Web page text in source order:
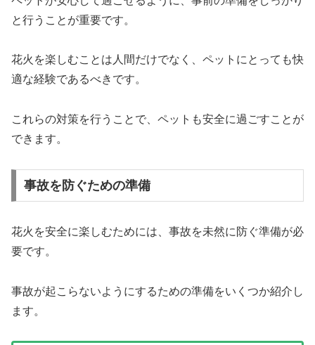
と行うことが重要です。
花火を楽しむことは人間だけでなく、ペットにとっても快
適な経験であるべきです。
これらの対策を行うことで、ペットも安全に過ごすことが
できます。
事故を防ぐための準備
花火を安全に楽しむためには、事故を未然に防ぐ準備が必
要です。
事故が起こらないようにするための準備をいくつか紹介し
ます。